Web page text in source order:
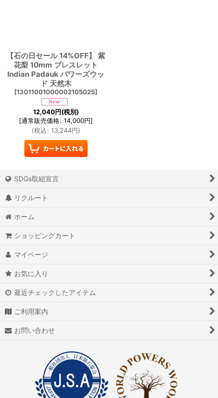
【石の日セール 14%OFF】 紫
花梨 10mm ブレスレット
Indian Padauk パワーズウッ
ド 天然木
[13011001000002105025]
12,040円(税別)
[通常販売価格: 14,000円]
(税込: 13,244円)
SDGs取組宣言
リクルート
ホーム
ショッピングカート
マイページ
お気に入り
最近チェックしたアイテム
ご利用案内
お問い合わせ